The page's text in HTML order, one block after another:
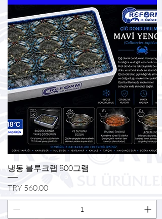
냉동 블루크랩 800그램
가격
TRY 560.00